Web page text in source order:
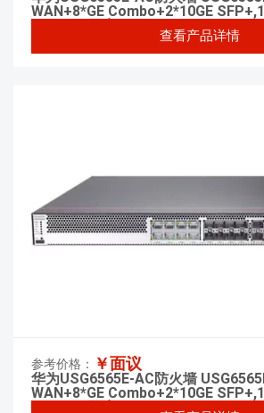
WAN+8*GE Combo+2*10GE
查看产品详情
参考价格： ￥面议
华为USG6565E-AC防火墙
WAN+8*GE Combo+2*10GE